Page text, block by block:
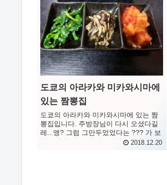
도쿄의 아라카와 미카와시마에
있는 짬뽕집
도쿄의 아라카와 미카와시마에 있는 짬
뽕집입니다. 주방장님이 다시 오셨다길
레...앵? 그럼 그만두었었다는 ??? 가 보
았습니다. 아주 맛있습니다. "세미"라고
하는 음식점 여러분들도 잘아시죠?! 최
2018.12.20